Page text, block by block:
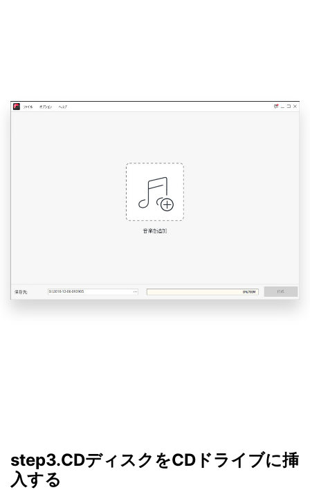
step3.CDディスクをCDドライブに挿
入する